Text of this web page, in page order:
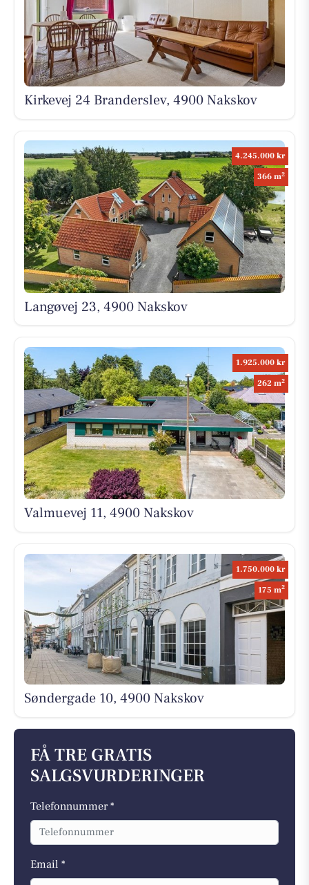
Kirkevej 24 Branderslev, 4900 Nakskov
4.245.000 kr
366 m2
Langøvej 23, 4900 Nakskov
1.925.000 kr
262 m2
Valmuevej 11, 4900 Nakskov
1.750.000 kr
175 m2
Søndergade 10, 4900 Nakskov
FÅ TRE GRATIS
SALGSVURDERINGER
Telefonnummer *
Email *